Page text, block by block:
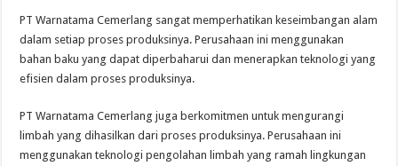
PT Warnatama Cemerlang sangat memperhatikan keseimbangan alam
dalam setiap proses produksinya. Perusahaan ini menggunakan
bahan baku yang dapat diperbaharui dan menerapkan teknologi yang
efisien dalam proses produksinya.
PT Warnatama Cemerlang juga berkomitmen untuk mengurangi
limbah yang dihasilkan dari proses produksinya. Perusahaan ini
menggunakan teknologi pengolahan limbah yang ramah lingkungan